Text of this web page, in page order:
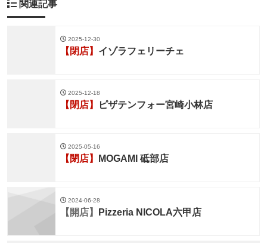
関連記事
2025-12-30
【閉店】 イゾラフェリーチェ
2025-12-18
【閉店】 ピザテンフォー宮崎小林店
2025-05-16
【閉店】 MOGAMI 砥部店
2024-06-28
【開店】 Pizzeria NICOLA六甲店